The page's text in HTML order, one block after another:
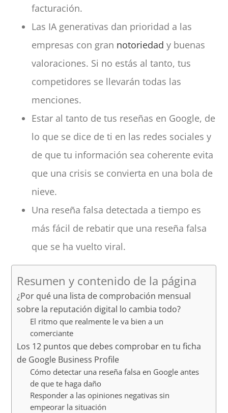
facturación.
Las IA generativas dan prioridad a las
empresas con gran notoriedad y buenas
valoraciones. Si no estás al tanto, tus
competidores se llevarán todas las
menciones.
Estar al tanto de tus reseñas en Google, de
lo que se dice de ti en las redes sociales y
de que tu información sea coherente evita
que una crisis se convierta en una bola de
nieve.
Una reseña falsa detectada a tiempo es
más fácil de rebatir que una reseña falsa
que se ha vuelto viral.
Resumen y contenido de la página
¿Por qué una lista de comprobación mensual
sobre la reputación digital lo cambia todo?
El ritmo que realmente le va bien a un
comerciante
Los 12 puntos que debes comprobar en tu ficha
de Google Business Profile
Cómo detectar una reseña falsa en Google antes
de que te haga daño
Responder a las opiniones negativas sin
empeorar la situación